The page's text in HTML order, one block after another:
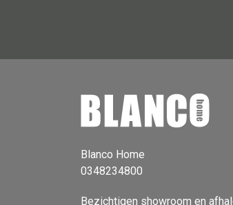
Blanco Home
0348234800
Bezichtigen showroom en